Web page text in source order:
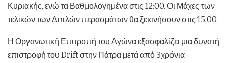
Κυριακής, ενώ τα Βαθμολογημένα στις 12:00. Οι Μάχες των
τελικών των Διπλών περασμάτων θα ξεκινήσουν στις 15:00.
Η Οργανωτική Επιτροπή του Αγώνα εξασφαλίζει μια δυνατή
επιστροφή του Drift στην Πάτρα μετά από 3χρόνια